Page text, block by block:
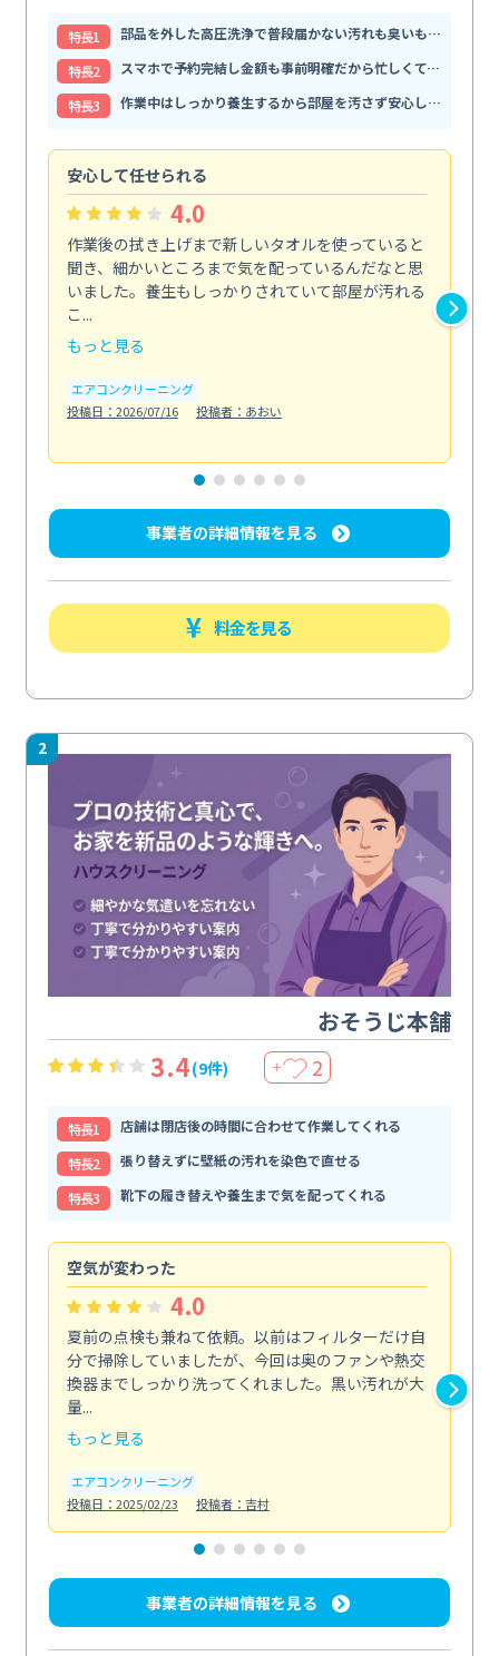
特⻑1
部品を外した高圧洗浄で普段届かない汚れも臭いもすっきり解消
特⻑2
スマホで予約完結し金額も事前明確だから忙しくても頼みやすい
特⻑3
作業中はしっかり養生するから部屋を汚さず安心して任せられる
安心して任せられる
4.0
作業後の拭き上げまで新しいタオルを使っていると
聞き、細かいところまで気を配っているんだなと思
いました。養生もしっかりされていて部屋が汚れる
こ...
もっと見る
エアコンクリーニング
投稿日：2026/07/16
投稿者：あおい
事業者の詳細情報を見る
料金を見る
2
おそうじ本舗
3.4(9件) ＋ 2
特⻑1
店舗は閉店後の時間に合わせて作業してくれる
特⻑2
張り替えずに壁紙の汚れを染色で直せる
特⻑3
靴下の履き替えや養生まで気を配ってくれる
空気が変わった
4.0
夏前の点検も兼ねて依頼。以前はフィルターだけ自
分で掃除していましたが、今回は奥のファンや熱交
換器までしっかり洗ってくれました。黒い汚れが大
量...
もっと見る
エアコンクリーニング
投稿日：2025/02/23
投稿者：吉村
事業者の詳細情報を見る